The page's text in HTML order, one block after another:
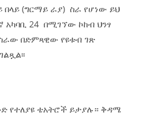
በላይ (ግርማይ ራያ) ስራ የሆነው ይህ
አካባቢ 24 በሚገኘው ኮከብ ህንፃ
ስራው በድምጻዊው የዩቱብ ገጽ
የተለያዩ ቴአትሮች ይታያሉ። ቅዳሜ